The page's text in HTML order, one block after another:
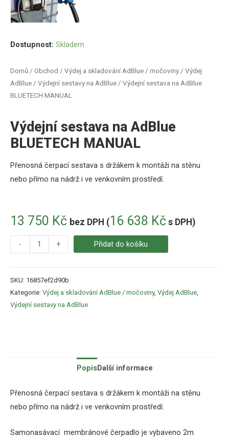
Domů / Obchod / Výdej a skladování AdBlue / močoviny / Výdej
AdBlue / Výdejní sestavy na AdBlue / Výdejní sestava na AdBlue
BLUETECH MANUAL
Výdejní sestava na AdBlue
BLUETECH MANUAL
13 750 Kč bez DPH (16 638 Kč s DPH)
Přenosná čerpací sestava s držákem k montáži na stěnu
nebo přímo na nádrž i ve venkovním prostředí.
Dostupnost: Skladem
- + Přidat do košíku
SKU: 16857ef2d90b
Kategorie: Výdej a skladování AdBlue / močoviny, Výdej AdBlue,
Výdejní sestavy na AdBlue
PopisDalší informace
Přenosná čerpací sestava s držákem k montáži na stěnu
nebo přímo na nádrž i ve venkovním prostředí.
Samonasávacímembránové čerpadlo je vybaveno 2m